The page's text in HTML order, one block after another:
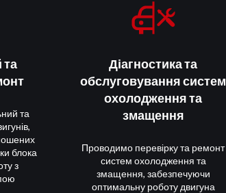
якісні олії та необхідні витратні
зателефонуйте нам або
та
та
блока
з
Діагностика та
обслуговування систем
охолодження та
змащення
Проводимо перевірку та ремонт
систем охолодження та
змащення, забезпечуючи
оптимальну роботу двигуна